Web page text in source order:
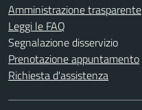
Amministrazione trasparente
Leggi le FAQ
Segnalazione disservizio
Prenotazione appuntamento
Richiesta d'assistenza